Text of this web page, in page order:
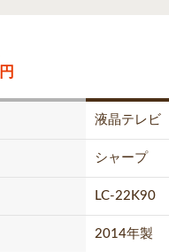
円
液晶テレビ
シャープ
LC-22K90
2014年製